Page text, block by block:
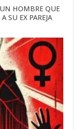
HOMBRE QUE
SU EX PAREJA